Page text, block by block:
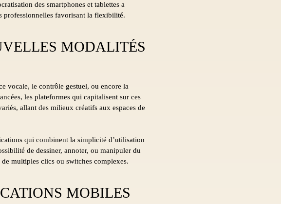
des smartphones et tablettes a
professionnelles favorisant la flexibilité.
MODALITÉS
vocale, le contrôle gestuel, ou encore la
les plateformes qui capitalisent sur ces
allant des milieux créatifs aux espaces de
qui combinent la simplicité d’utilisation
de dessiner, annoter, ou manipuler du
multiples clics ou switches complexes.
MOBILES